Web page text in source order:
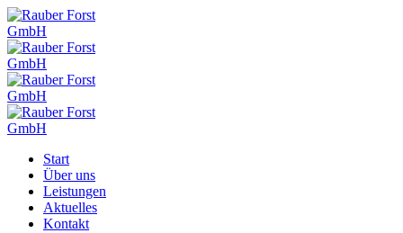
Start
Über uns
Leistungen
Aktuelles
Kontakt